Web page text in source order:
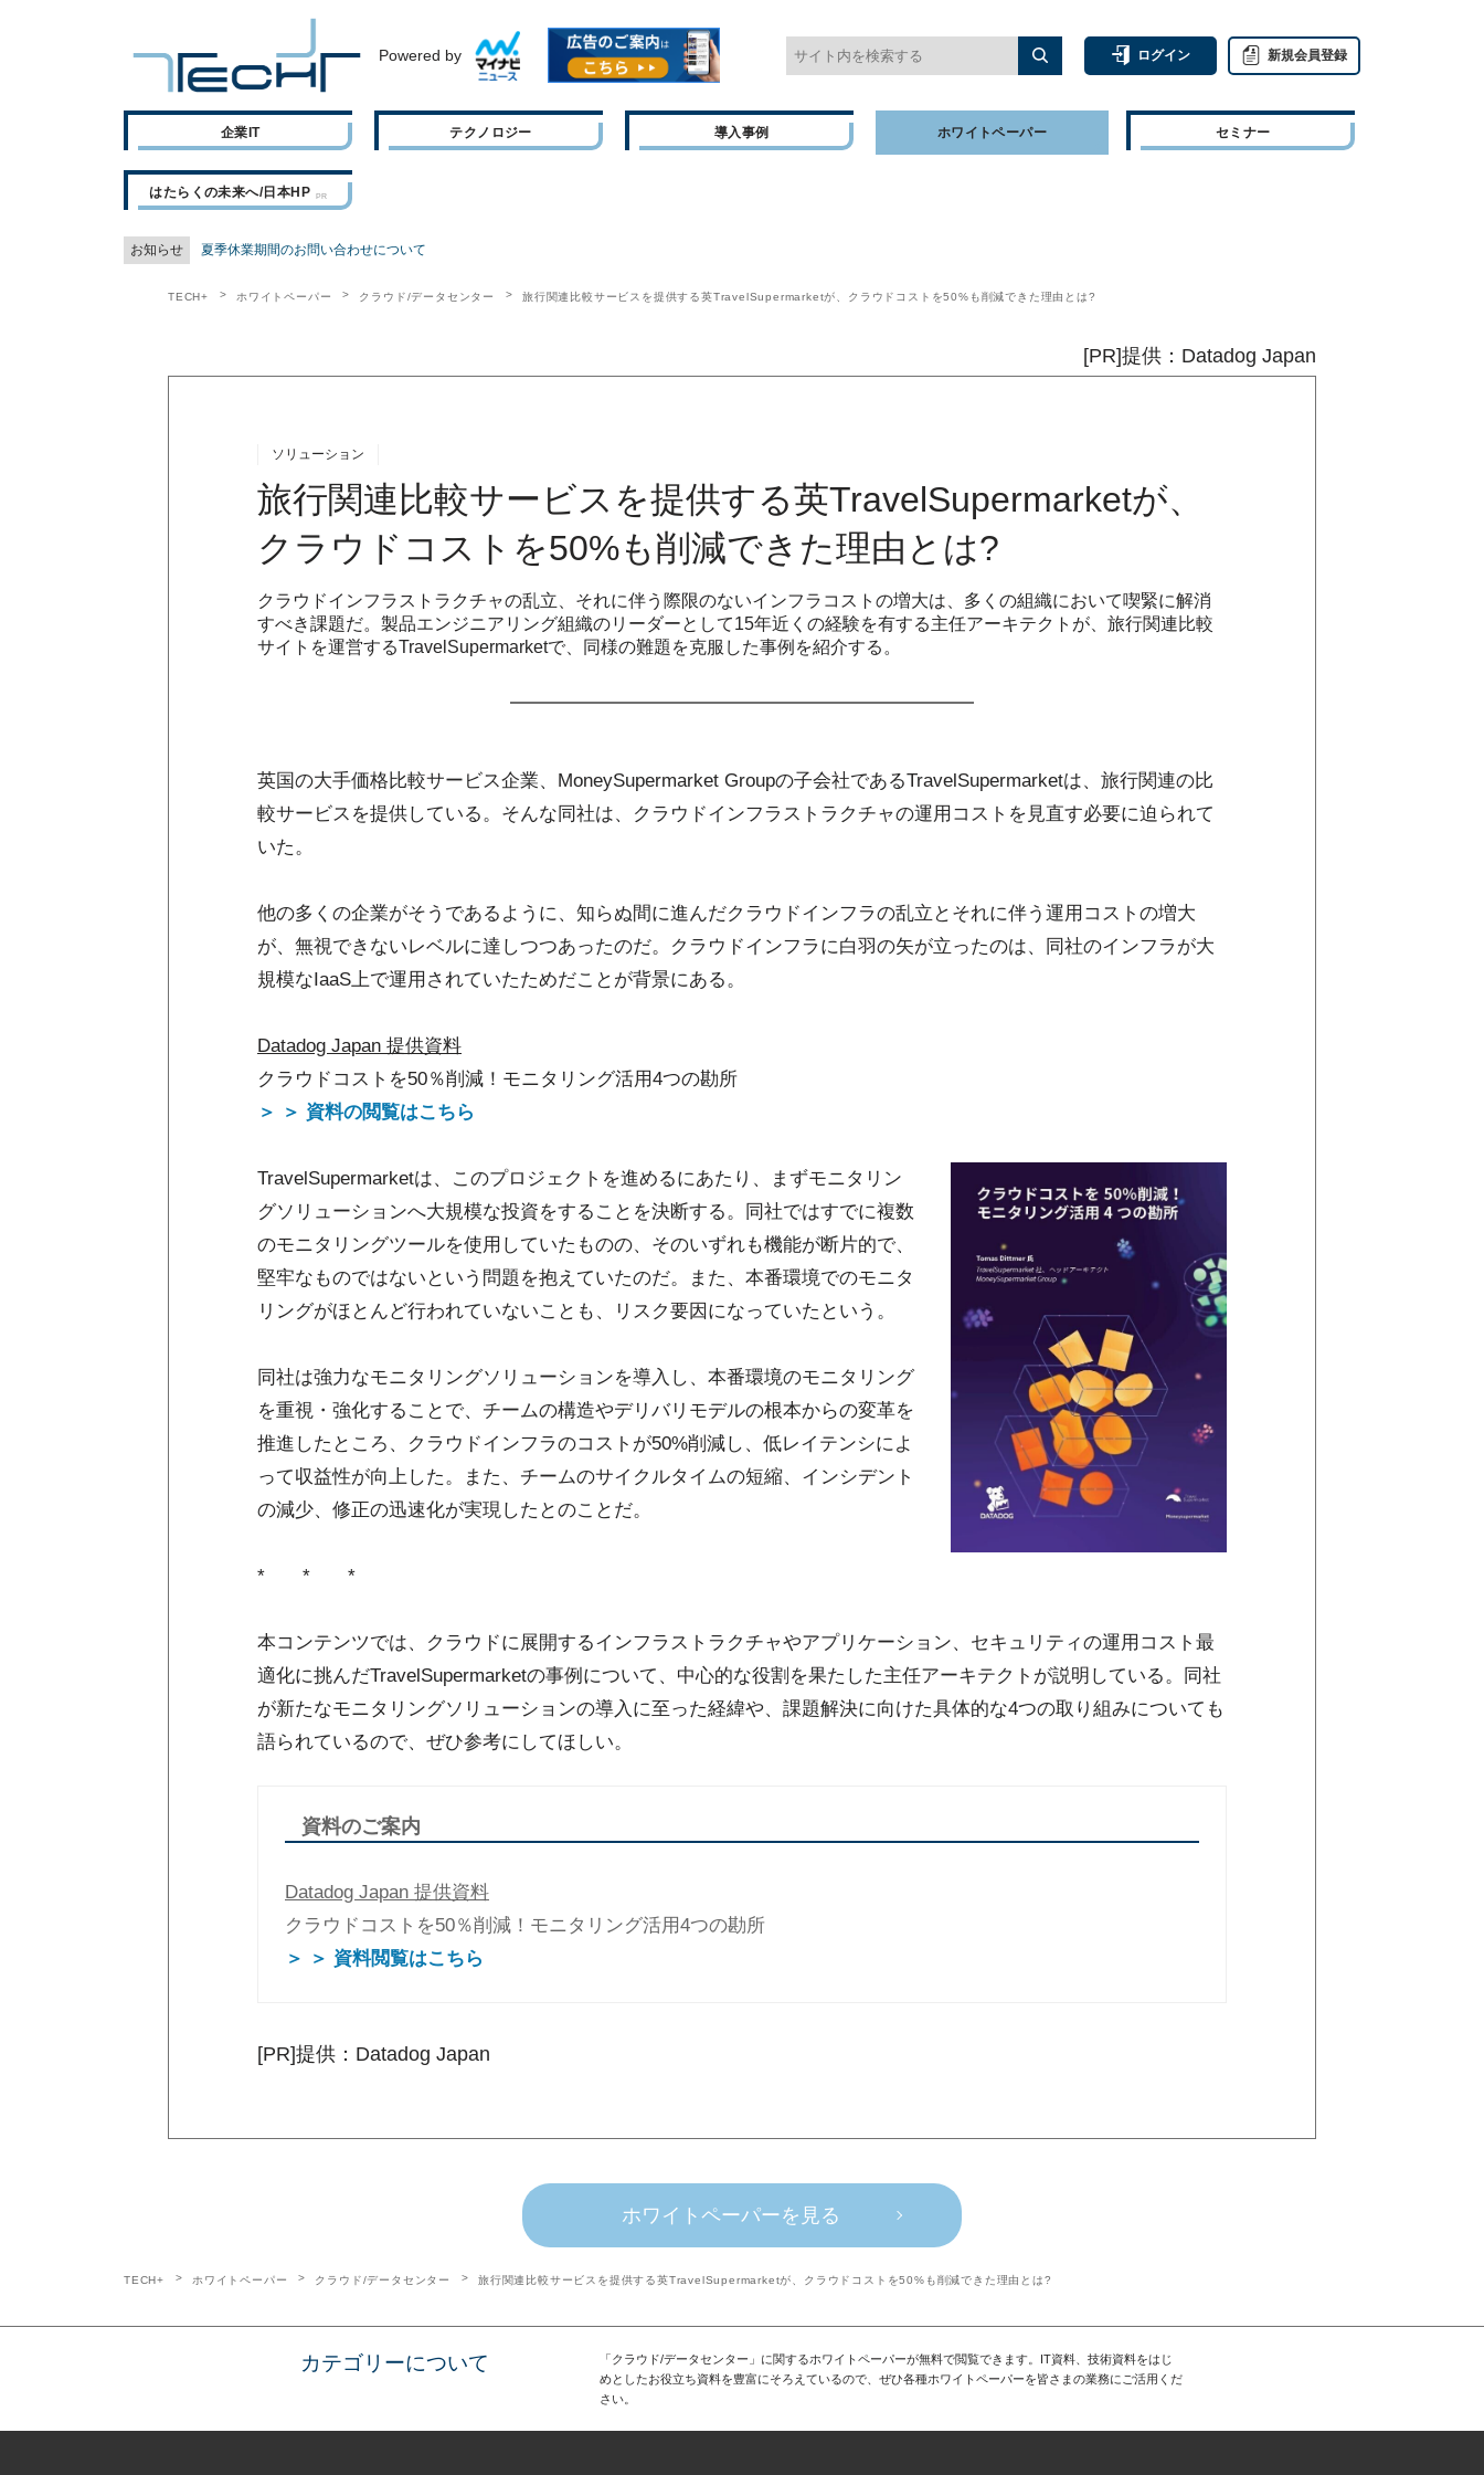
Powered by ログイン 新規会員登録
企業IT テクノロジー 導入事例 ホワイトペーパー セミナー
はたらくの未来へ/日本HP
お知らせ 夏季休業期間のお問い合わせについて
TECH+ ホワイトペーパー クラウド/データセンター 旅行関連比較サービスを提供する英TravelSupermarketが、クラウドコストを50%も削減できた理由とは?
[PR]提供：Datadog Japan
ソリューション
旅行関連比較サービスを提供する英TravelSupermarketが、
クラウドコストを50%も削減できた理由とは?
クラウドインフラストラクチャの乱立、それに伴う際限のないインフラコストの増大は、多くの組織において喫緊に解消
すべき課題だ。製品エンジニアリング組織のリーダーとして15年近くの経験を有する主任アーキテクトが、旅行関連比較
サイトを運営するTravelSupermarketで、同様の難題を克服した事例を紹介する。
英国の大手価格比較サービス企業、MoneySupermarket Groupの子会社であるTravelSupermarketは、旅行関連の比
較サービスを提供している。そんな同社は、クラウドインフラストラクチャの運用コストを見直す必要に迫られて
いた。
他の多くの企業がそうであるように、知らぬ間に進んだクラウドインフラの乱立とそれに伴う運用コストの増大
が、無視できないレベルに達しつつあったのだ。クラウドインフラに白羽の矢が立ったのは、同社のインフラが大
規模なIaaS上で運用されていたためだことが背景にある。
Datadog Japan 提供資料
クラウドコストを50％削減！モニタリング活用4つの勘所
＞ ＞ 資料の閲覧はこちら
TravelSupermarketは、このプロジェクトを進めるにあたり、まずモニタリン
グソリューションへ大規模な投資をすることを決断する。同社ではすでに複数
のモニタリングツールを使用していたものの、そのいずれも機能が断片的で、
堅牢なものではないという問題を抱えていたのだ。また、本番環境でのモニタ
リングがほとんど行われていないことも、リスク要因になっていたという。
同社は強力なモニタリングソリューションを導入し、本番環境のモニタリング
を重視・強化することで、チームの構造やデリバリモデルの根本からの変革を
推進したところ、クラウドインフラのコストが50%削減し、低レイテンシによ
って収益性が向上した。また、チームのサイクルタイムの短縮、インシデント
の減少、修正の迅速化が実現したとのことだ。
* * *
本コンテンツでは、クラウドに展開するインフラストラクチャやアプリケーション、セキュリティの運用コスト最
適化に挑んだTravelSupermarketの事例について、中心的な役割を果たした主任アーキテクトが説明している。同社
が新たなモニタリングソリューションの導入に至った経緯や、課題解決に向けた具体的な4つの取り組みについても
語られているので、ぜひ参考にしてほしい。
資料のご案内
Datadog Japan 提供資料
クラウドコストを50％削減！モニタリング活用4つの勘所
＞ ＞ 資料閲覧はこちら
[PR]提供：Datadog Japan
ホワイトペーパーを見る
TECH+ ホワイトペーパー クラウド/データセンター 旅行関連比較サービスを提供する英TravelSupermarketが、クラウドコストを50%も削減できた理由とは?
カテゴリーについて
「クラウド/データセンター」に関するホワイトペーパーが無料で閲覧できます。IT資料、技術資料をはじ
めとしたお役立ち資料を豊富にそろえているので、ぜひ各種ホワイトペーパーを皆さまの業務にご活用くだ
さい。